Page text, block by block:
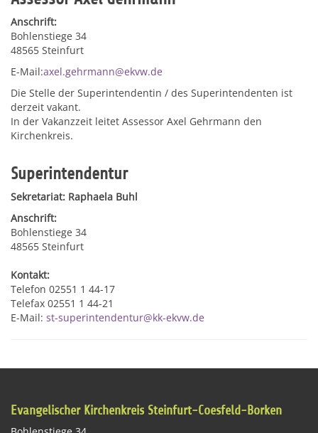
Anschrift:
Bohlenstiege 34
48565 Steinfurt
E-Mail:axel.gehrmann@ekvw.de
Die Stelle der Superintendentin / des Superintendenten ist
derzeit vakant.
In der Vakanzzeit leitet Assessor Axel Gehrmann den
Kirchenkreis.
Superintendentur
Sekretariat: Raphaela Buhl
Anschrift:
Bohlenstiege 34
48565 Steinfurt
Kontakt:
Telefon 02551 1 44-17
Telefax 02551 1 44-21
E-Mail: st-superintendentur@kk-ekvw.de
Evangelischer Kirchenkreis Steinfurt-Coesfeld-Borken